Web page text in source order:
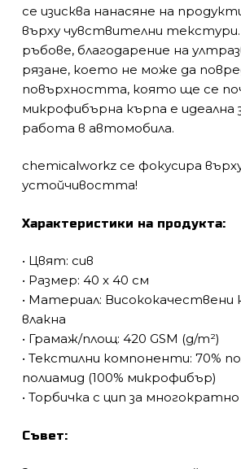
се изисква нанасяне на
върху чувствителни текстури.
ръбове, благодарение на
рязане, което не може да
повърхността, която ще се
микрофибърна кърпа е идеална
работа в автомобила.
chemicalworkz се фокусира
устойчивостта!
Характеристики на продукта:
• Цвят: сив
• Размер: 40 x 40 см
• Материал: Висококачествени
влакна
• Грамаж/площ: 420 GSM (g/m²)
• Текстилни компоненти: 70%
полиамид (100% микрофибър)
• Торбичка с цип за
Съвет: